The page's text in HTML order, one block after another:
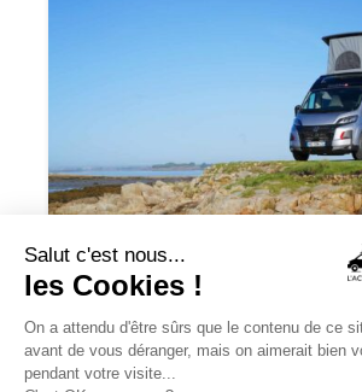
Campérêve Magellan 746 : la
de l’espace